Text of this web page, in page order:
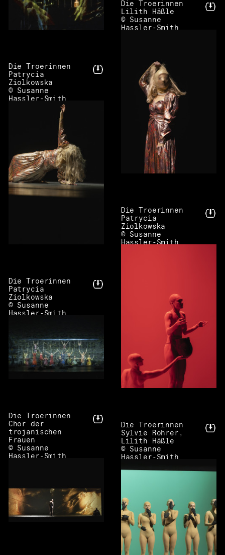
Die Troerinnen
Lilith Häßle
© Susanne
Hassler-Smith
Die Troerinnen
Patrycia
Ziolkowska
© Susanne
Hassler-Smith
Die Troerinnen
Patrycia
Ziolkowska
© Susanne
Hassler-Smith
Die Troerinnen
Patrycia
Ziolkowska
© Susanne
Hassler-Smith
Die Troerinnen
Sylvie Rohrer,
Lilith Häßle
© Susanne
Hassler-Smith
Die Troerinnen
Chor der
trojanischen
Frauen
© Susanne
Hassler-Smith